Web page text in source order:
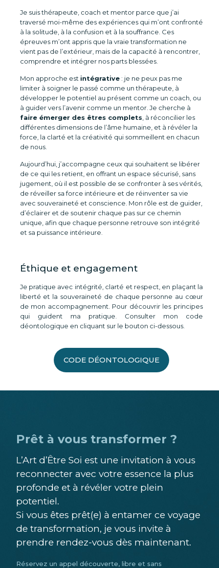
Je suis thérapeute, coach et mentor parce que j’ai
traversé moi-même des expériences qui m’ont confronté
à la solitude, à la confusion et à la souffrance. Ces
épreuves m’ont appris que la vraie transformation ne
vient pas de l’extérieur, mais de la capacité à rencontrer,
comprendre et intégrer nos parts blessées.
Mon approche est intégrative: je ne peux pas me
limiter à soigner le passé comme un thérapeute, à
développer le potentiel au présent comme un coach, ou
à guider vers l’avenir comme un mentor. Je cherche à
faire émerger des êtres complets , à réconcilier les
différentes dimensions de l’âme humaine, et à révéler la
force, la clarté et la créativité qui sommeillent en chacun
de nous.
Aujourd’hui, j’accompagne ceux qui souhaitent se libérer
de ce qui les retient, en offrant un espace sécurisé, sans
jugement, où il est possible de se confronter à ses vérités,
de réveiller sa force intérieure et de réinventer sa vie
avec souveraineté et conscience. Mon rôle est de guider,
d’éclairer et de soutenir chaque pas sur ce chemin
unique, afin que chaque personne retrouve son intégrité
et sa puissance intérieure.
Éthique et engagement
Je pratique avec intégrité, clarté et respect, en plaçant la
liberté et la souveraineté de chaque personne au cœur
de mon accompagnement. Pour découvrir les principes
qui guident ma pratique. Consulter mon code
déontologique en cliquant sur le bouton ci-dessous.
CODE DÉONTOLOGIQUE
Prêt à vous transformer ?
L’Art d’Être Soi est une invitation à vous
reconnecter avec votre essence la plus
profonde et à révéler votre plein
potentiel.
Si vous êtes prêt(e) à entamer ce voyage
de transformation, je vous invite à
prendre rendez-vous dès maintenant.
Réservez un appel découverte, libre et sans